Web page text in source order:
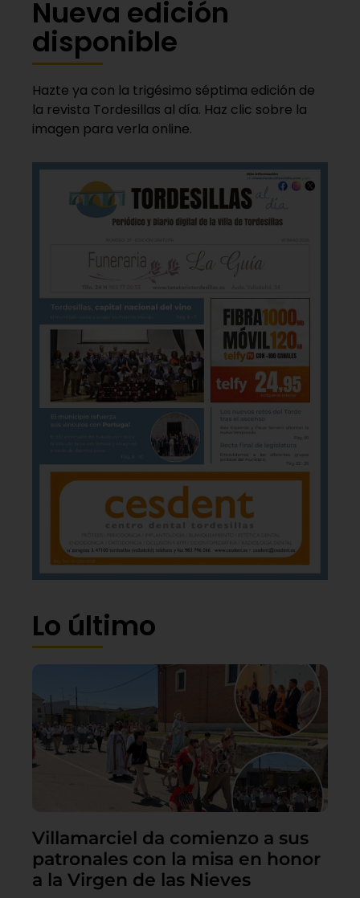
Nueva edición
disponible
Hazte ya con la trigésimo séptima edición de
la revista Tordesillas al día. Haz clic sobre la
imagen para verla online.
Lo último
Villamarciel da comienzo a sus
patronales con la misa en honor
a la Virgen de las Nieves